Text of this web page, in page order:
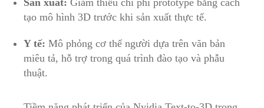
tạo mô hình 3D trước khi sản xuất thực tế.
Y tế: Mô phỏng cơ thể người dựa trên văn bản
miêu tả, hỗ trợ trong quá trình đào tạo và phẫu
thuật.